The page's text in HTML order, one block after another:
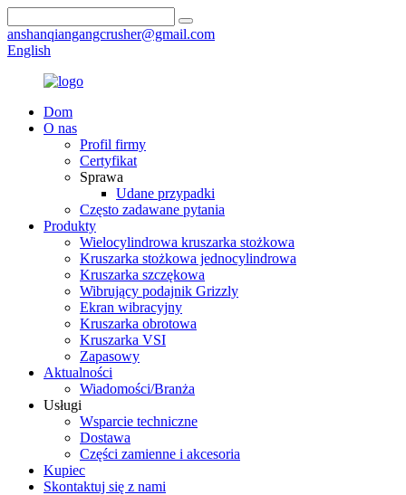
anshanqiangangcrusher@gmail.com
English
Dom
O nas
Profil firmy
Certyfikat
Sprawa
Udane przypadki
Często zadawane pytania
Produkty
Wielocylindrowa kruszarka stożkowa
Kruszarka stożkowa jednocylindrowa
Kruszarka szczękowa
Wibrujący podajnik Grizzly
Ekran wibracyjny
Kruszarka obrotowa
Kruszarka VSI
Zapasowy
Aktualności
Wiadomości/Branża
Usługi
Wsparcie techniczne
Dostawa
Części zamienne i akcesoria
Kupiec
Skontaktuj się z nami